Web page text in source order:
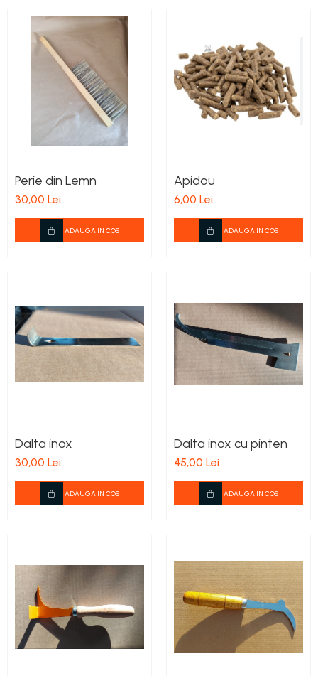
Perie din Lemn
30,00 Lei
ADAUGA IN COS
Apidou
6,00 Lei
ADAUGA IN COS
Dalta inox
30,00 Lei
ADAUGA IN COS
Dalta inox cu pinten
45,00 Lei
ADAUGA IN COS